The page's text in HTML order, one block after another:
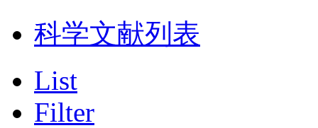
科学文献列表
List
Filter